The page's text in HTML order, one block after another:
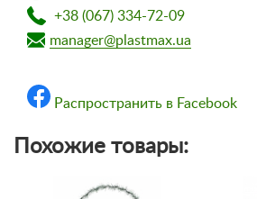
+38 (067) 334-72-09
manager@plastmax.ua
Распространить в Facebook
Похожие товары: